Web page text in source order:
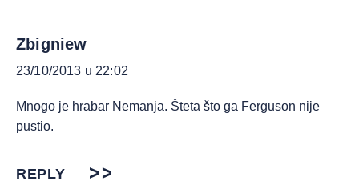
Zbigniew
23/10/2013 u 22:02
Mnogo je hrabar Nemanja. Šteta što ga Ferguson nije
pustio.
REPLY